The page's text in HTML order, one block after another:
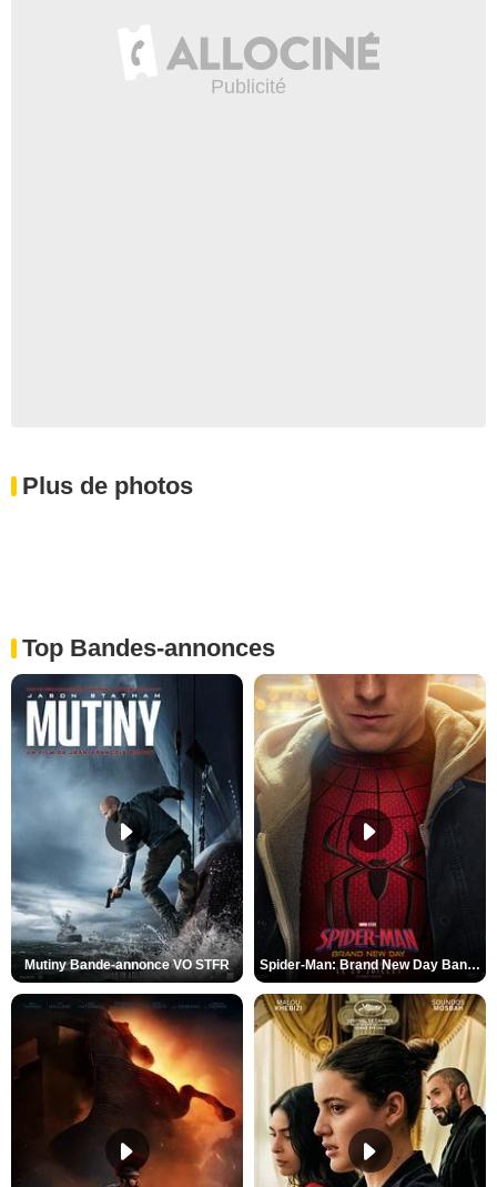
Plus de photos
Top Bandes-annonces
Mutiny Bande-annonce VO STFR Spider-Man: Brand New Day Bande-annonce VO STFR